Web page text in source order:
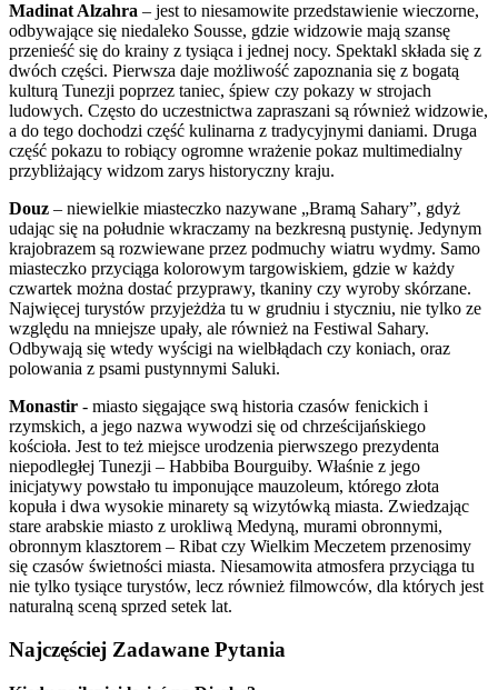
Madinat Alzahra – jest to niesamowite przedstawienie wieczorne,
odbywające się niedaleko Sousse, gdzie widzowie mają szansę
przenieść się do krainy z tysiąca i jednej nocy. Spektakl składa się z
dwóch części. Pierwsza daje możliwość zapoznania się z bogatą
kulturą Tunezji poprzez taniec, śpiew czy pokazy w strojach
ludowych. Często do uczestnictwa zapraszani są również widzowie,
a do tego dochodzi część kulinarna z tradycyjnymi daniami. Druga
część pokazu to robiący ogromne wrażenie pokaz multimedialny
przybliżający widzom zarys historyczny kraju.
Douz – niewielkie miasteczko nazywane „Bramą Sahary”, gdyż
udając się na południe wkraczamy na bezkresną pustynię. Jedynym
krajobrazem są rozwiewane przez podmuchy wiatru wydmy. Samo
miasteczko przyciąga kolorowym targowiskiem, gdzie w każdy
czwartek można dostać przyprawy, tkaniny czy wyroby skórzane.
Najwięcej turystów przyjeżdża tu w grudniu i styczniu, nie tylko ze
względu na mniejsze upały, ale również na Festiwal Sahary.
Odbywają się wtedy wyścigi na wielbłądach czy koniach, oraz
polowania z psami pustynnymi Saluki.
Monastir - miasto sięgające swą historia czasów fenickich i
rzymskich, a jego nazwa wywodzi się od chrześcijańskiego
kościoła. Jest to też miejsce urodzenia pierwszego prezydenta
niepodległej Tunezji – Habbiba Bourguiby. Właśnie z jego
inicjatywy powstało tu imponujące mauzoleum, którego złota
kopuła i dwa wysokie minarety są wizytówką miasta. Zwiedzając
stare arabskie miasto z urokliwą Medyną, murami obronnymi,
obronnym klasztorem – Ribat czy Wielkim Meczetem przenosimy
się czasów świetności miasta. Niesamowita atmosfera przyciąga tu
nie tylko tysiące turystów, lecz również filmowców, dla których jest
naturalną sceną sprzed setek lat.
Najczęściej Zadawane Pytania